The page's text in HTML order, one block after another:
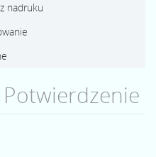
nadruku
Potwierdzenie